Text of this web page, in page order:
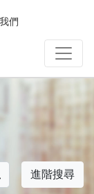
們
進階搜尋